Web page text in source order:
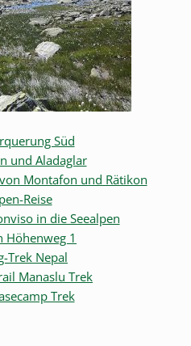
Süd
und Aladaglar
Montafon und Rätikon
Reise
in die Seealpen
Höhenweg 1
Trek Nepal
Manaslu Trek
Trek